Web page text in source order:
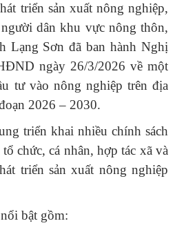
triển sản xuất nông nghiệp,
dân khu vực nông thôn,
Lạng Sơn đã ban hành Nghị
ngày 26/3/2026 về một
tư vào nông nghiệp trên địa
2026 – 2030.
triển khai nhiều chính sách
chức, cá nhân, hợp tác xã và
triển sản xuất nông nghiệp
bật gồm: